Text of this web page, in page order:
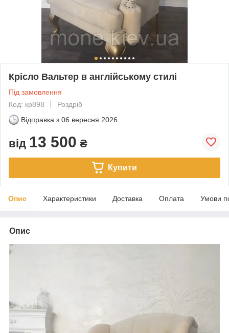
Крісло Вальтер в англійському стилі
Під замовлення
Код: кр898
Роздріб
Відправка з 06 вересня 2026
від 13 500 ₴
Купити
Опис Характеристики Доставка Оплата Умови
Опис